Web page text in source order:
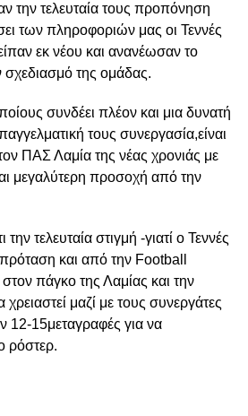
την τελευταία τους προπόνηση
των πληροφοριών μας οι Τεννές
εκ νέου και ανανέωσαν το
σχεδιασμό της ομάδας.
συνδέει πλέον και μια δυνατή
τους συνεργασία,είναι
ΠΑΣ Λαμία της νέας χρονιάς με
μεγαλύτερη προσοχή από την
τελευταία στιγμή -γιατί ο Τεννές
και από την Football
πάγκο της Λαμίας και την
μαζί με τους συνεργάτες
12-15μεταγραφές για να
ρόστερ.